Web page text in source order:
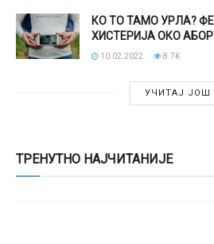
КО ТО ТАМО УРЛА?
ХИСТЕРИЈА ОКО
10.02.2022. 8.7K
УЧИТАЈ ЈОШ
ТРЕНУТНО НАЈЧИТАНИЈЕ